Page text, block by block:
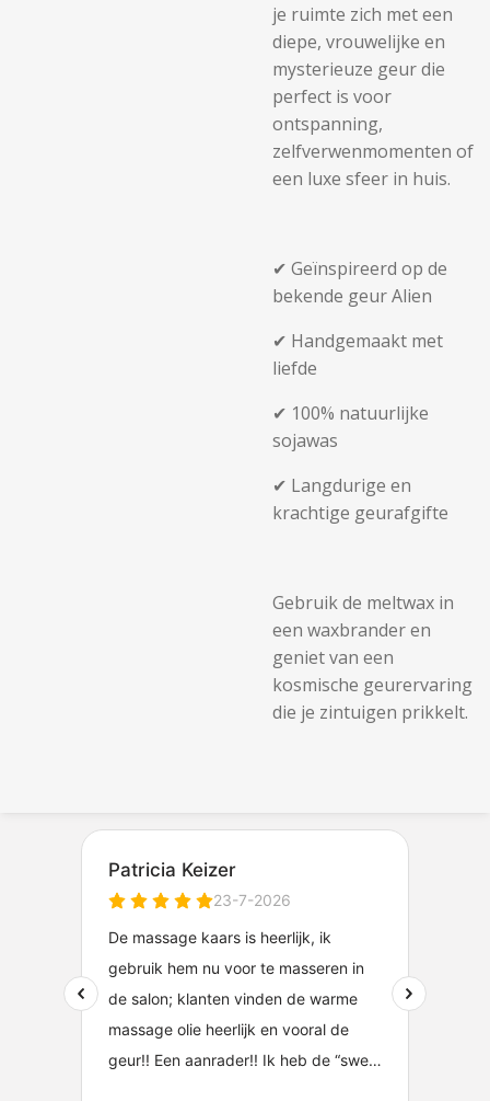
je ruimte zich met een
diepe, vrouwelijke en
mysterieuze geur die
perfect is voor
ontspanning,
zelfverwenmomenten of
een luxe sfeer in huis.
✔ Geïnspireerd op de
bekende geur Alien
✔ Handgemaakt met
liefde
✔ 100% natuurlijke
sojawas
✔ Langdurige en
krachtige geurafgifte
Gebruik de meltwax in
een waxbrander en
geniet van een
kosmische geurervaring
die je zintuigen prikkelt.